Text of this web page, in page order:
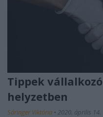
Tippek
helyzetben
Sáringer Viktória • 2020. április 14.